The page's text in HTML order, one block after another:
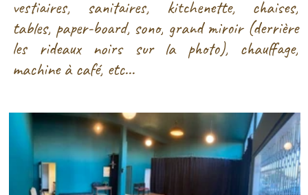
Les activités
dans notre
salle